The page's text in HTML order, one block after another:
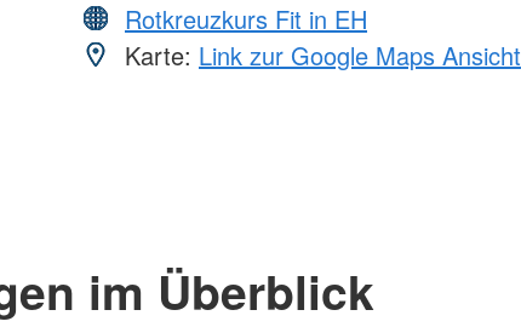
Rotkreuzkurs Fit in EH
Karte: Link zur Google Maps Ansicht
im Überblick